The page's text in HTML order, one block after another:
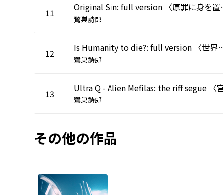
11 Original
鷺巣詩郎
12 Is Humanity to die?: full
鷺巣詩郎
13
鷺巣詩郎
その他の作品